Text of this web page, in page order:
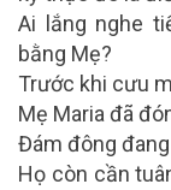
Ai lắng nghe
bằng Mẹ?
Trước khi cưu
Mẹ Maria đã
Đám đông
Họ còn cần